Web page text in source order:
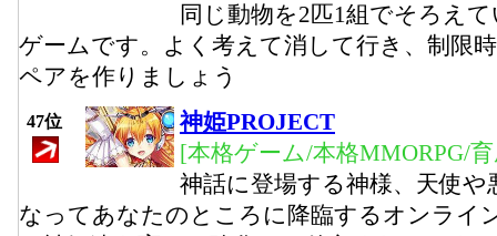
同じ動物を2匹1組でそろえ
ゲームです。よく考えて消して行き、制限
ペアを作りましょう
47位
神姫PROJECT
[本格ゲーム/本格MMORPG/
神話に登場する神様、天使や
なってあなたのところに降臨するオンライ